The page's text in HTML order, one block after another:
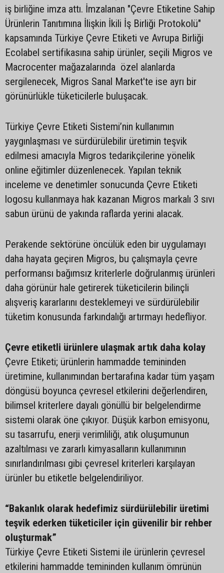
iş birliğine imza attı. İmzalanan "Çevre Etiketine Sahip
Ürünlerin Tanıtımına İlişkin İkili İş Birliği Protokolü"
kapsamında Türkiye Çevre Etiketi ve Avrupa Birliği
Ecolabel sertifikasına sahip ürünler, seçili Migros ve
Macrocenter mağazalarında özel alanlarda
sergilenecek, Migros Sanal Market'te ise ayrı bir
görünürlükle tüketicilerle buluşacak.
Türkiye Çevre Etiketi Sistemi’nin kullanımın
yaygınlaşması ve sürdürülebilir üretimin teşvik
edilmesi amacıyla Migros tedarikçilerine yönelik
online eğitimler düzenlenecek. Yapılan teknik
inceleme ve denetimler sonucunda Çevre Etiketi
logosu kullanmaya hak kazanan Migros markalı 3 sıvı
sabun ürünü de yakında raflarda yerini alacak.
Perakende sektörüne öncülük eden bir uygulamayı
daha hayata geçiren Migros, bu çalışmayla çevre
performansı bağımsız kriterlerle doğrulanmış ürünleri
daha görünür hale getirerek tüketicilerin bilinçli
alışveriş kararlarını desteklemeyi ve sürdürülebilir
tüketim konusunda farkındalığı artırmayı hedefliyor.
Çevre etiketli ürünlere ulaşmak artık daha kolay
Çevre Etiketi; ürünlerin hammadde temininden
üretimine, kullanımından bertarafına kadar tüm yaşam
döngüsü boyunca çevresel etkilerini değerlendiren,
bilimsel kriterlere dayalı gönüllü bir belgelendirme
sistemi olarak öne çıkıyor. Düşük karbon emisyonu,
su tasarrufu, enerji verimliliği, atık oluşumunun
azaltılması ve zararlı kimyasalların kullanımının
sınırlandırılması gibi çevresel kriterleri karşılayan
ürünler bu etiketle belgelendiriliyor.
“Bakanlık olarak hedefimiz sürdürülebilir üretimi
teşvik ederken tüketiciler için güvenilir bir rehber
oluşturmak”
Türkiye Çevre Etiketi Sistemi ile ürünlerin çevresel
etkilerini hammadde temininden kullanım ömrünün